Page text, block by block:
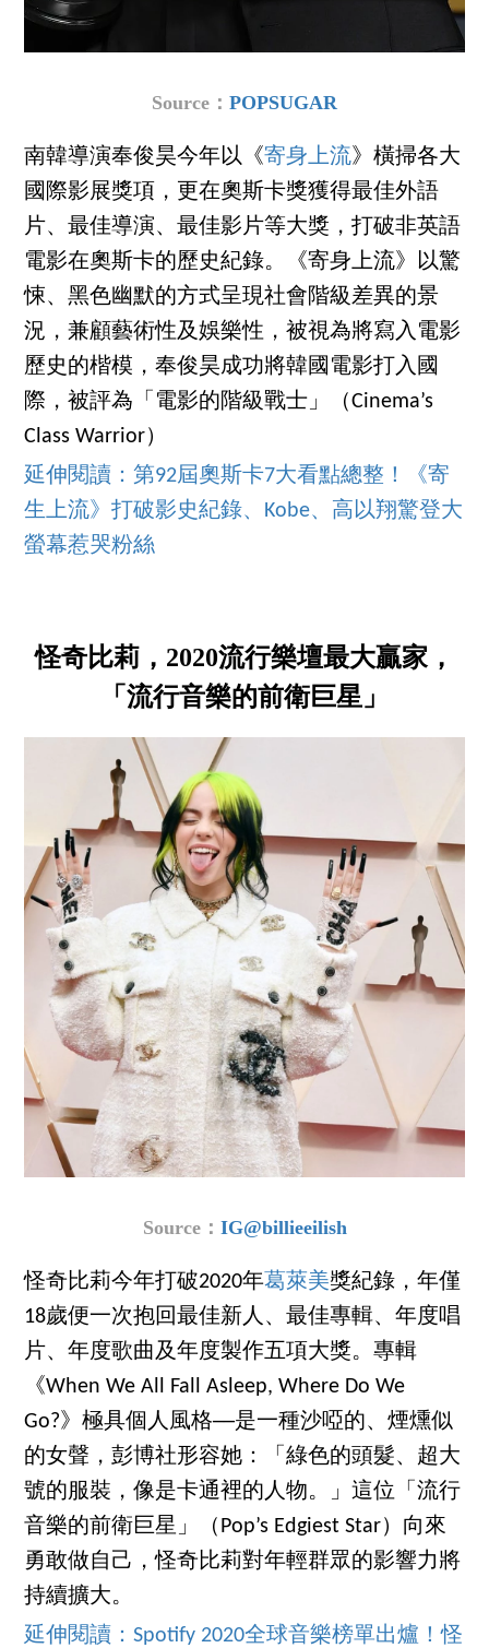
Source： POPSUGAR
南韓導演奉俊昊今年以《寄身上流》橫掃各大
國際影展獎項，更在奧斯卡獎獲得最佳外語
片、最佳導演、最佳影片等大獎，打破非英語
電影在奧斯卡的歷史紀錄。《寄身上流》以驚
悚、黑色幽默的方式呈現社會階級差異的景
況，兼顧藝術性及娛樂性，被視為將寫入電影
歷史的楷模，奉俊昊成功將韓國電影打入國
際，被評為「電影的階級戰士」（Cinema’s
Class Warrior）
延伸閱讀：第92屆奧斯卡7大看點總整！《寄
生上流》打破影史紀錄、Kobe、高以翔驚登大
螢幕惹哭粉絲
怪奇比莉，2020流行樂壇最大贏家，
「流行音樂的前衛巨星」
Source： IG@billieeilish
怪奇比莉今年打破2020年葛萊美獎紀錄，年僅
18歲便一次抱回最佳新人、最佳專輯、年度唱
片、年度歌曲及年度製作五項大獎。專輯
《When We All Fall Asleep, Where Do We
Go?》極具個人風格──是一種沙啞的、煙燻似
的女聲，彭博社形容她：「綠色的頭髮、超大
號的服裝，像是卡通裡的人物。」這位「流行
音樂的前衛巨星」（Pop’s Edgiest Star）向來
勇敢做自己，怪奇比莉對年輕群眾的影響力將
持續擴大。
延伸閱讀：Spotify 2020全球音樂榜單出爐！怪